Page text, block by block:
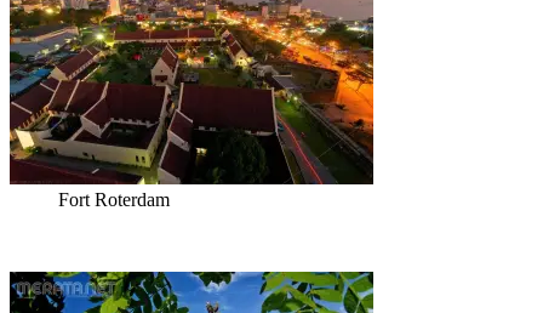
Fort Roterdam